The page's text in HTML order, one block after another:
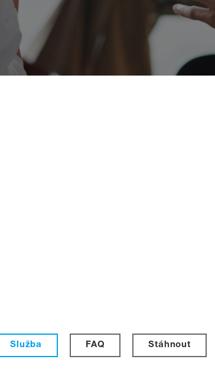
Služba FAQ Stáhnout